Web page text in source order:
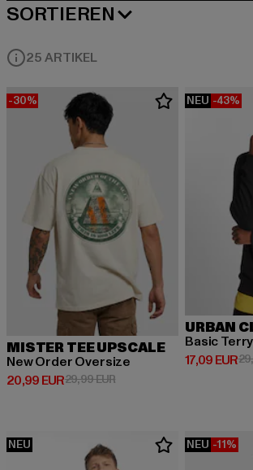
SORTIEREN
BELIEBTESTE
25 ARTIKEL
-30%
MISTER TEE UPSCALE
New Order Oversize
20,99 EUR
Derzeitiger Preis: 20,99 EUR
29,99 EURAktionspreis: 29,99 EUR
NEU -43%
URBAN
Basic Terry
17,09 EUR
Derzeitiger
NEU NEU -11%